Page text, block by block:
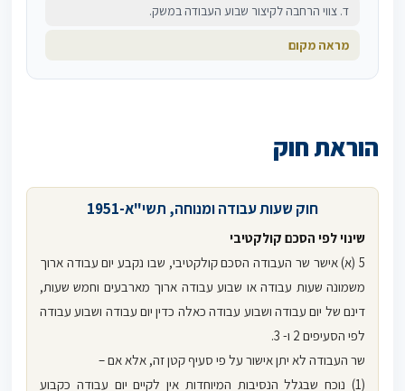
ד. צווי הרחבה לקיצור שבוע העבודה במשק.
מראה מקום
הוראת חוק
חוק שעות עבודה ומנוחה, תשי"א-1951
שינוי לפי הסכם קולקטיבי
5 (א) אישר שר העבודה הסכם קולקטיבי, שבו נקבע יום עבודה ארוך
משמונה שעות עבודה או שבוע עבודה ארוך מארבעים וחמש שעות,
דינם של יום עבודה ושבוע עבודה כאלה כדין יום עבודה ושבוע עבודה
לפי הסעיפים 2 ו- 3.
שר העבודה לא יתן אישור על פי סעיף קטן זה, אלא אם –
(1) נוכח שבגלל הנסיבות המיוחדות אין לקיים יום עבודה כקבוע